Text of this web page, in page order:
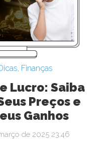
, Finanças
Lucro: Saiba
Preços e
Ganhos
de 2025 23:46